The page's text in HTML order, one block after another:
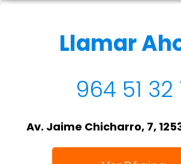
Llamar
964 51 32
Av. Jaime Chicharro, 7,